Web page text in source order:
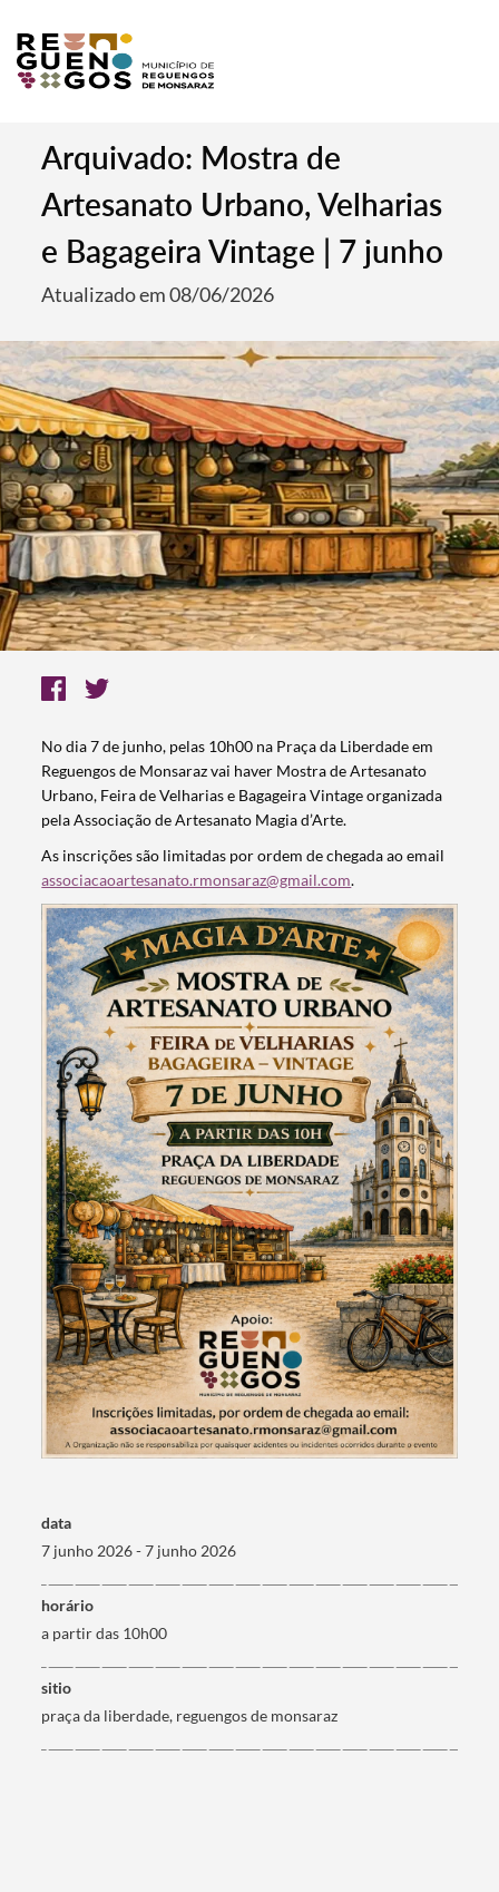
Categorias gerais
Arquivado: Mostra de
Artesanato Urbano, Velharias
e Bagageira Vintage | 7 junho
Atualizado em 08/06/2026
No dia 7 de junho, pelas 10h00 na Praça da Liberdade em
Reguengos de Monsaraz vai haver Mostra de Artesanato
Urbano, Feira de Velharias e Bagageira Vintage organizada
pela Associação de Artesanato Magia d’Arte.
As inscrições são limitadas por ordem de chegada ao email
associacaoartesanato.rmonsaraz@gmail.com.
data
7 junho 2026 - 7 junho 2026
horário
a partir das 10h00
sitio
praça da liberdade, reguengos de monsaraz